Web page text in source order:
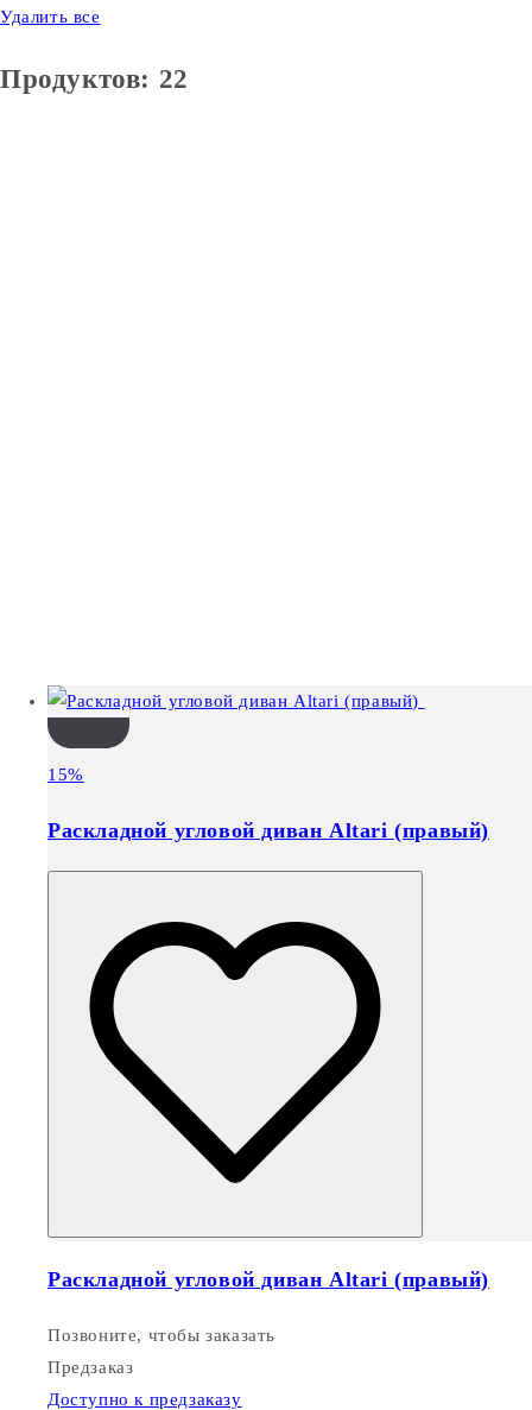
Удалить все
Продуктов: 22
15%
Раскладной угловой диван Altari (правый)
Раскладной угловой диван Altari (правый)
Позвоните, чтобы заказать
Предзаказ
Доступно к предзаказу